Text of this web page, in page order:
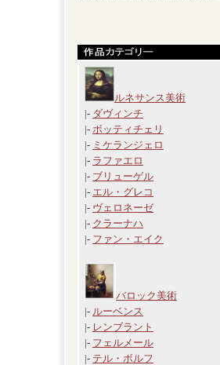
ルネサンス美術
|- ダヴィンチ
|- ボッティチェリ
|- ミケランジェロ
|- ラファエロ
|- ブリューゲル
|- エル・グレコ
|- ヴェロネーゼ
|- クラーナハ
|- ファン・エイク
バロック美術
|- ルーベンス
|- レンブラント
|- フェルメール
|- テル・ボルフ